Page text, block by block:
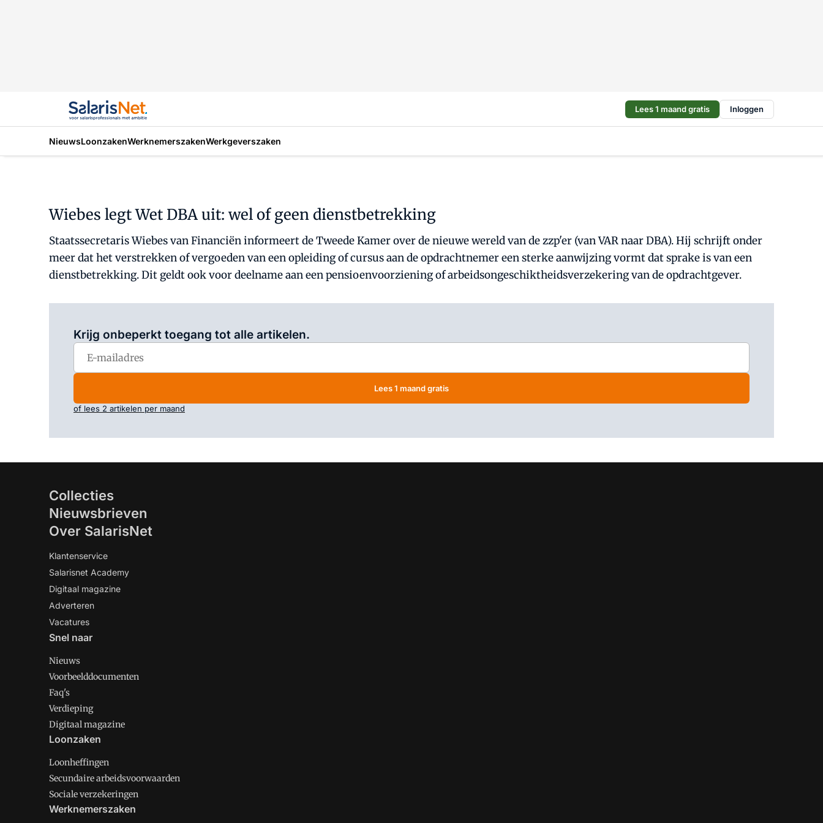
Lees 1 maand gratis Inloggen
NieuwsLoonzakenWerknemerszakenWerkgeverszaken
Wiebes legt Wet DBA uit: wel of geen dienstbetrekking
Staatssecretaris Wiebes van Financiën informeert de Tweede Kamer over de nieuwe wereld van de zzp'er (van VAR naar DBA). Hij schrijft onder
meer dat het verstrekken of vergoeden van een opleiding of cursus aan de opdrachtnemer een sterke aanwijzing vormt dat sprake is van een
dienstbetrekking. Dit geldt ook voor deelname aan een pensioenvoorziening of arbeidsongeschiktheidsverzekering van de opdrachtgever.
Krijg onbeperkt toegang tot alle artikelen.
Lees 1 maand gratis
of lees 2 artikelen per maand
Collecties
Nieuwsbrieven
Over SalarisNet
Klantenservice
Salarisnet Academy
Digitaal magazine
Adverteren
Vacatures
Snel naar
Nieuws
Voorbeelddocumenten
Faq's
Verdieping
Digitaal magazine
Loonzaken
Loonheffingen
Secundaire arbeidsvoorwaarden
Sociale verzekeringen
Werknemerszaken